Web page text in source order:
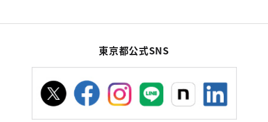
東京都公式SNS